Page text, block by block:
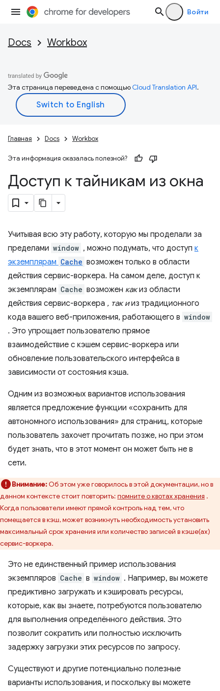
Войти
Docs Workbox
Эта страница переведена с помощьюCloud Translation API.
Главная Docs Workbox
Эта информация оказалась полезной?
Доступ к тайникам из окна
Учитывая всю эту работу, которую мы проделали за
пределами window , можно подумать, что доступ к
экземплярам Cache возможен только в области
действия сервис-воркера. На самом деле, доступ к
экземплярам Cache возможен какиз области
действия сервис-воркера , так ииз традиционного
кода вашего веб-приложения, работающего в window
. Это упрощает пользователю прямое
взаимодействие с кэшем сервис-воркера или
обновление пользовательского интерфейса в
зависимости от состояния кэша.
Одним из возможных вариантов использования
является предложение функции «сохранить для
автономного использования» для страниц, которые
пользователь захочет прочитать позже, но при этом
будет знать, что в этот момент он может быть не в
сети.
Внимание:Об этом уже говорилось в этой документации, но в
данном контексте стоит повторить: помните о квотах хранения .
Когда пользователи имеют прямой контроль над тем, что
помещается в кэш, может возникнуть необходимость установить
максимальный срок хранения или количество записей в кэше(ах)
сервис-воркера.
Это не единственный пример использования
экземпляров Cache в window . Например, вы можете
предиктивно загружать и кэшировать ресурсы,
которые, как вы знаете, потребуются пользователю
для выполнения определённого действия. Это
позволит сократить или полностью исключить
задержку загрузки этих ресурсов по запросу.
Существуют и другие потенциально полезные
варианты использования, и поскольку вы можете